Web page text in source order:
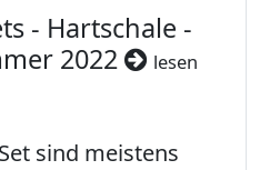
- Hartschale -
2022
lesen
sind meistens